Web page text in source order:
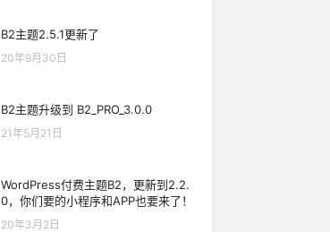
B2主题2.5.1更新了
20年9月30日
B2主题升级到 B2_PRO_3.0.0
21年5月21日
WordPress付费主题B2，更新到2.2.
0，你们要的小程序和APP也要来了！
20年3月2日